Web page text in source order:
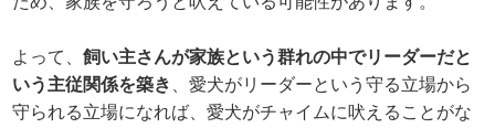
よって、飼い主さんが家族という群れの中でリーダーだと
いう主従関係を築き
、愛犬がリーダーという守る立場から
守られる立場になれば、愛犬がチャイムに吠えることがな